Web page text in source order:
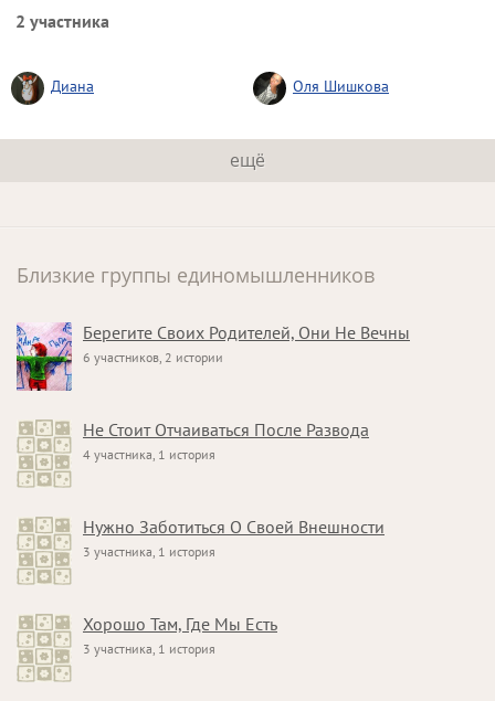
2 участника
Диана Оля Шишкова
ещё
Близкие группы единомышленников
Берегите Своих Родителей, Они Не Вечны
6 участников, 2 истории
Не Стоит Отчаиваться После Развода
4 участника, 1 история
Нужно Заботиться О Своей Внешности
3 участника, 1 история
Хорошо Там, Где Мы Есть
3 участника, 1 история